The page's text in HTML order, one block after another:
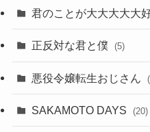
君のことが大大大大大
正反対な君と僕 (5)
悪役令嬢転生おじさん
SAKAMOTO DAYS (20)